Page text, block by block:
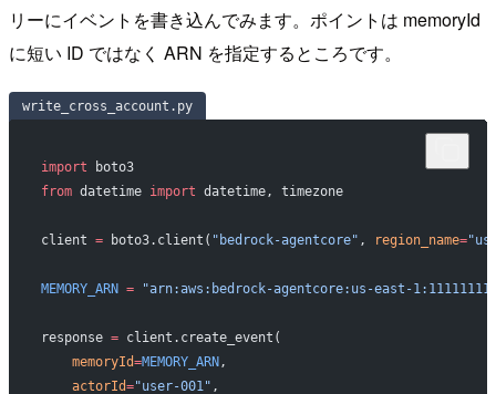
リーにイベントを書き込んでみます。ポイントは memoryId
に短い ID ではなく ARN を指定するところです。
write_cross_account.py
import boto3
from datetime import datetime, timezone
client = boto3.client( "bedrock-agentcore" , region_name=
MEMORY_ARN = "arn:aws:bedrock-agentcore:us-east-
response = client.create_event(
    memoryId
=MEMORY_ARN ,
    actorId
="user-001" ,